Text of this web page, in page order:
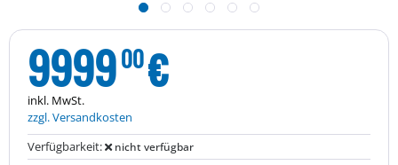
999900€
inkl. MwSt.
zzgl. Versandkosten
Verfügbarkeit:
nicht verfügbar